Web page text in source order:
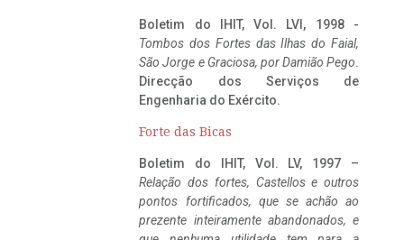
Boletim do IHIT, Vol. LVI, 1998 -
Tombos dos Fortes das Ilhas do Faial,
São Jorge e Graciosa, por Damião Pego.
Direcção dos Serviços de
Engenharia do Exército.
Forte das Bicas
Boletim do IHIT, Vol. LV, 1997 –
Relação dos fortes, Castellos e outros
pontos fortificados, que se achão ao
prezente inteiramente abandonados, e